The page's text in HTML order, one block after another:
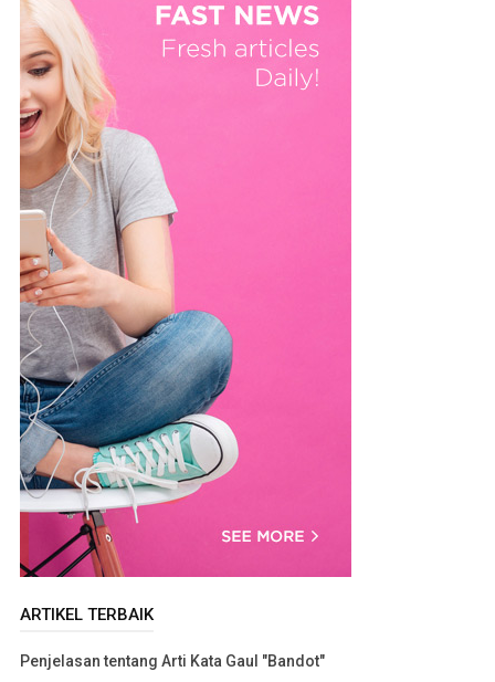
ARTIKEL TERBAIK
Penjelasan tentang Arti Kata Gaul "Bandot"